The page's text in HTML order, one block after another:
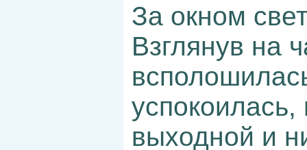
За окном
Взглянув на
выходной и